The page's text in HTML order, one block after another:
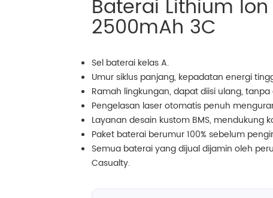
Baterai Lithium Ion
2500mAh 3C
Sel baterai kelas A.
Umur siklus panjang, kepadatan energi
Ramah lingkungan, dapat diisi ulang,
Pengelasan laser otomatis penuh
Layanan desain kustom BMS, mendukung
Paket baterai berumur 100% sebelum
Semua baterai yang dijual dijamin oleh
Casualty.